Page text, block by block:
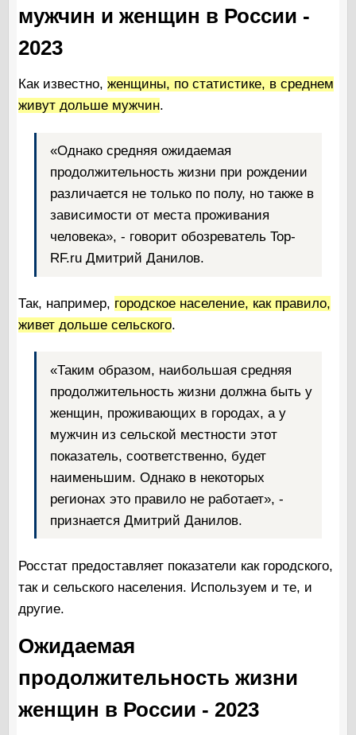
мужчин и женщин в России -
2023
Как известно, женщины, по статистике, в среднем
живут дольше мужчин.
«Однако средняя ожидаемая
продолжительность жизни при рождении
различается не только по полу, но также в
зависимости от места проживания
человека», - говорит обозреватель Top-
RF.ru Дмитрий Данилов.
Так, например, городское население, как правило,
живет дольше сельского.
«Таким образом, наибольшая средняя
продолжительность жизни должна быть у
женщин, проживающих в городах, а у
мужчин из сельской местности этот
показатель, соответственно, будет
наименьшим. Однако в некоторых
регионах это правило не работает», -
признается Дмитрий Данилов.
Росстат предоставляет показатели как городского,
так и сельского населения. Используем и те, и
другие.
Ожидаемая
продолжительность жизни
женщин в России - 2023